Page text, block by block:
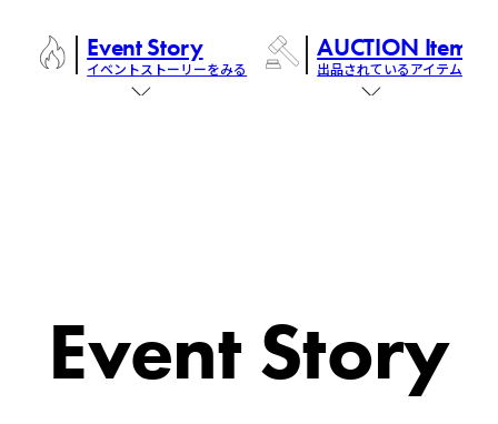
Event Story
イベントストーリーをみる
AUCTION Items
出品されているアイテム
Event Story